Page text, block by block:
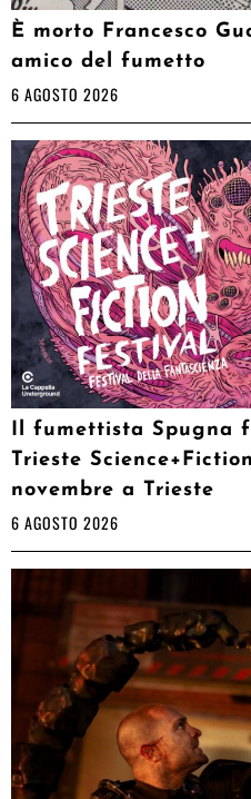
È morto Francesco
amico del fumetto
6 AGOSTO 2026
Il fumettista Spugna
Trieste
novembre a Trieste
6 AGOSTO 2026